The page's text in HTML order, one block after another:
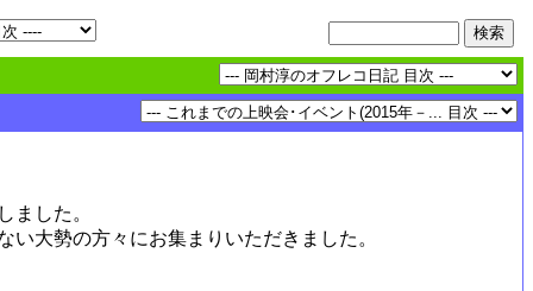
ました。
大勢の方々にお集まりいただきました。